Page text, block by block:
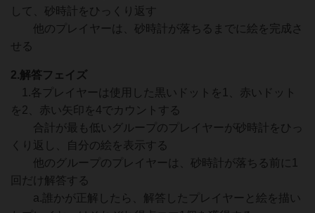
して、砂時計をひっくり返す
他のプレイヤーは、砂時計が落ちるまでに絵を完成さ
せる
2.解答フェイズ
1.各プレイヤーは使用した黒いドットを1、赤いドット
を2、赤い矢印を4でカウントする
合計が最も低いグループのプレイヤーが砂時計をひっ
くり返し、自分の絵を表示する
他のグループのプレイヤーは、砂時計が落ちる前に1
回だけ解答する
a.誰かが正解したら、解答したプレイヤーと絵を描い